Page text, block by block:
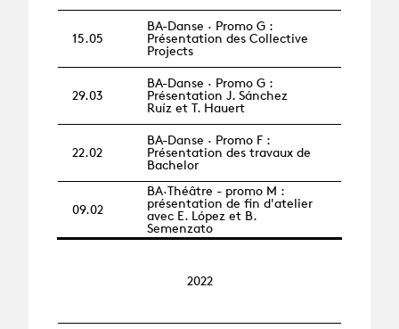
15.05
BA-Danse · Promo G :
Présentation des Collective
Projects
29.03
BA-Danse · Promo G :
Présentation J. Sánchez
Ruíz et T. Hauert
22.02
BA-Danse · Promo F :
Présentation des travaux de
Bachelor
09.02
BA·Théâtre - promo M :
présentation de fin d'atelier
avec E. López et B.
Semenzato
2022